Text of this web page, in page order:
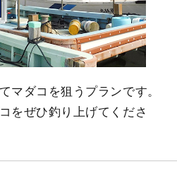
マダコを狙うプランです。
をぜひ釣り上げてくださ